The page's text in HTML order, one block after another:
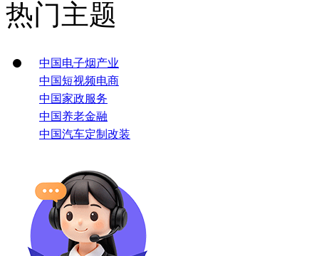
热门主题
中国电子烟产业
中国短视频电商
中国家政服务
中国养老金融
中国汽车定制改装